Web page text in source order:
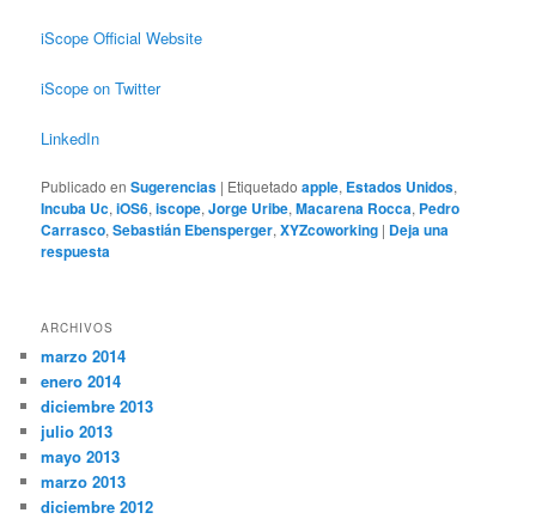
iScope Official Website
iScope on Twitter
LinkedIn
Publicado en Sugerencias | Etiquetado apple, Estados Unidos,
Incuba Uc,iOS6,iscope,Jorge Uribe,Macarena Rocca, Pedro
Carrasco,Sebastián Ebensperger,XYZcoworking | Deja una
respuesta
ARCHIVOS
marzo 2014
enero 2014
diciembre 2013
julio 2013
mayo 2013
marzo 2013
diciembre 2012